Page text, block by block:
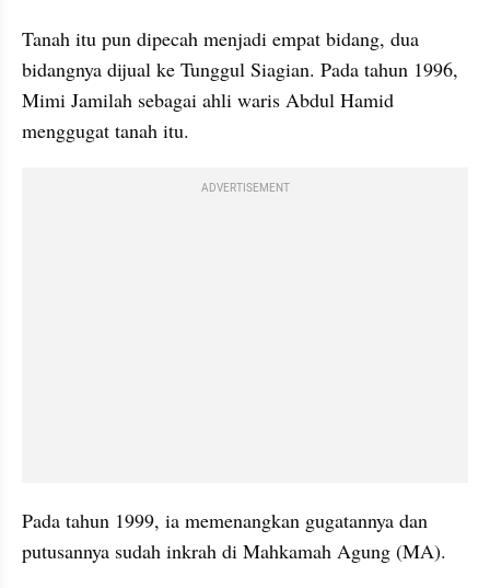
Tanah itu pun dipecah menjadi empat bidang, dua
bidangnya dijual ke Tunggul Siagian. Pada tahun 1996,
Mimi Jamilah sebagai ahli waris Abdul Hamid
menggugat tanah itu.
ADVERTISEMENT
Pada tahun 1999, ia memenangkan gugatannya dan
putusannya sudah inkrah di Mahkamah Agung (MA).